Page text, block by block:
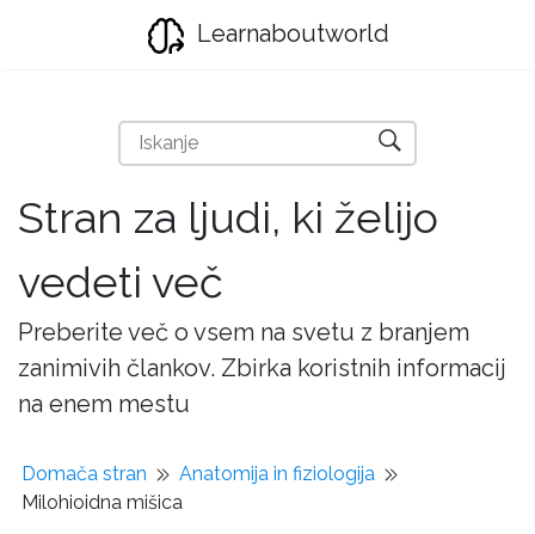
Learnaboutworld
Stran za ljudi, ki želijo
vedeti več
Preberite več o vsem na svetu z branjem
zanimivih člankov. Zbirka koristnih informacij
na enem mestu
Domača stran
Anatomija in fiziologija
Milohioidna mišica